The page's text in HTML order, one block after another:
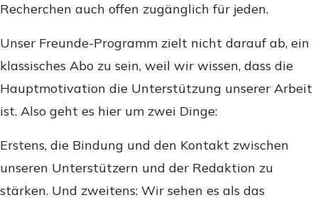
Recherchen auch offen zugänglich für jeden.
Unser Freunde-Programm zielt nicht darauf ab, ein
klassisches Abo zu sein, weil wir wissen, dass die
Hauptmotivation die Unterstützung unserer Arbeit
ist. Also geht es hier um zwei Dinge:
Erstens, die Bindung und den Kontakt zwischen
unseren Unterstützern und der Redaktion zu
stärken. Und zweitens: Wir sehen es als das